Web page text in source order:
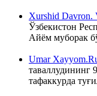
Xurshid Davron.
Ўзбекистон
Айём муборак
Umar
таваллудининг
тафаккурда